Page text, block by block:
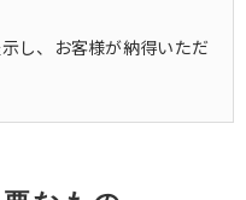
し、お客様が納得いただ